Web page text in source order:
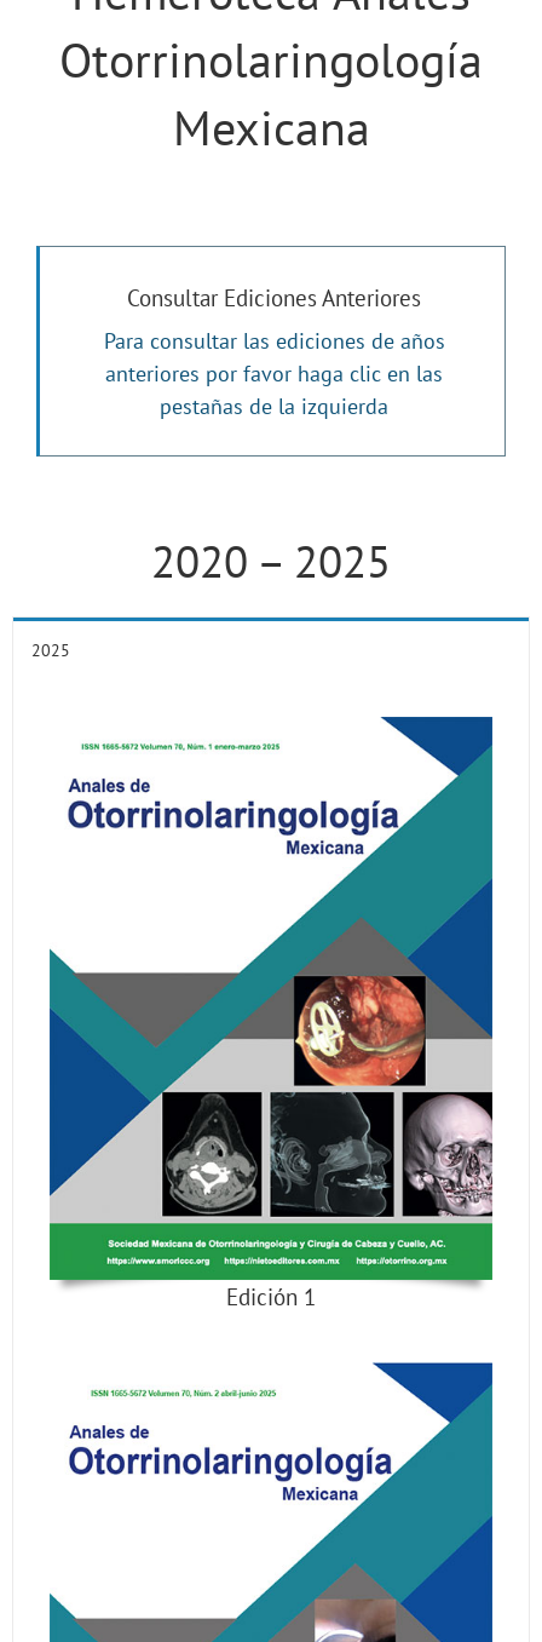
Otorrinolaringología
Mexicana
Consultar Ediciones Anteriores
Para consultar las ediciones de años
anteriores por favor haga clic en las
pestañas de la izquierda
2020 – 2025
2025
Edición 1